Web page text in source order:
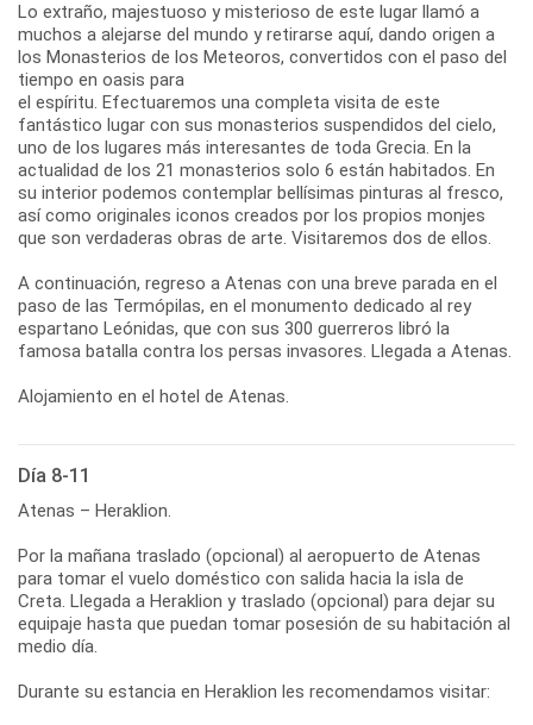
Lo extraño, majestuoso y misterioso de este lugar llamó a
muchos a alejarse del mundo y retirarse aquí, dando origen a
los Monasterios de los Meteoros, convertidos con el paso del
tiempo en oasis para
el espíritu. Efectuaremos una completa visita de este
fantástico lugar con sus monasterios suspendidos del cielo,
uno de los lugares más interesantes de toda Grecia. En la
actualidad de los 21 monasterios solo 6 están habitados. En
su interior podemos contemplar bellísimas pinturas al fresco,
así como originales iconos creados por los propios monjes
que son verdaderas obras de arte. Visitaremos dos de ellos.
A continuación, regreso a Atenas con una breve parada en el
paso de las Termópilas, en el monumento dedicado al rey
espartano Leónidas, que con sus 300 guerreros libró la
famosa batalla contra los persas invasores. Llegada a Atenas.
Alojamiento en el hotel de Atenas.
Día 8-11
Atenas – Heraklion.
Por la mañana traslado (opcional) al aeropuerto de Atenas
para tomar el vuelo doméstico con salida hacia la isla de
Creta. Llegada a Heraklion y traslado (opcional) para dejar su
equipaje hasta que puedan tomar posesión de su habitación al
medio día.
Durante su estancia en Heraklion les recomendamos visitar: